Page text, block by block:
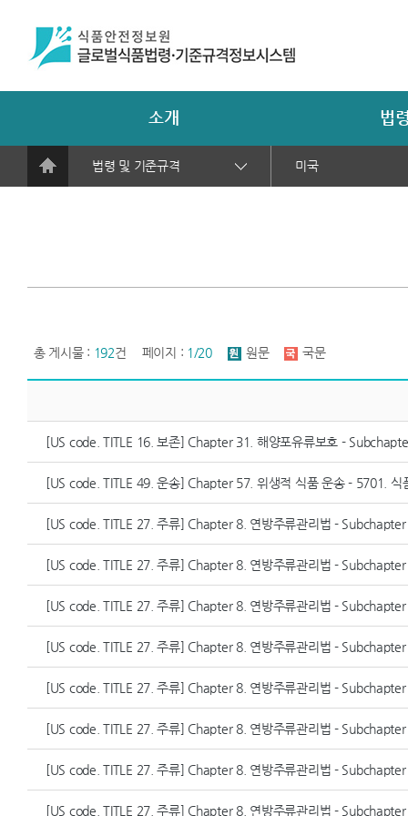
소개 법
법령 및 기준규격 미국
총 게시물 : 192건 페이지 : 1/20 원문 국문
[US code. TITLE 16. 보존] Chapter 31. 해양포유류보호 -
[US code. TITLE 49. 운송] Chapter 57. 위생적 식품 운송 - 5701. 식
[US code. TITLE 27. 주류] Chapter 8. 연방주류관리법 -
[US code. TITLE 27. 주류] Chapter 8. 연방주류관리법 -
[US code. TITLE 27. 주류] Chapter 8. 연방주류관리법 -
[US code. TITLE 27. 주류] Chapter 8. 연방주류관리법 -
[US code. TITLE 27. 주류] Chapter 8. 연방주류관리법 -
[US code. TITLE 27. 주류] Chapter 8. 연방주류관리법 -
[US code. TITLE 27. 주류] Chapter 8. 연방주류관리법 -
[US code. TITLE 27. 주류] Chapter 8. 연방주류관리법 -